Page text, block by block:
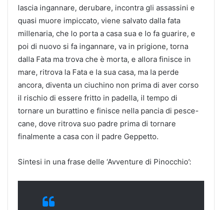
lascia ingannare, derubare, incontra gli assassini e
quasi muore impiccato, viene salvato dalla fata
millenaria, che lo porta a casa sua e lo fa guarire, e
poi di nuovo si fa ingannare, va in prigione, torna
dalla Fata ma trova che è morta, e allora finisce in
mare, ritrova la Fata e la sua casa, ma la perde
ancora, diventa un ciuchino non prima di aver corso
il rischio di essere fritto in padella, il tempo di
tornare un burattino e finisce nella pancia di pesce-
cane, dove ritrova suo padre prima di tornare
finalmente a casa con il padre Geppetto.
Sintesi in una frase delle ‘Avventure di Pinocchio’: